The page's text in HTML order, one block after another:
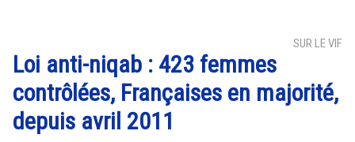
SUR LE VIF
Loi anti-niqab : 423 femmes
contrôlées, Françaises en majorité,
depuis avril 2011